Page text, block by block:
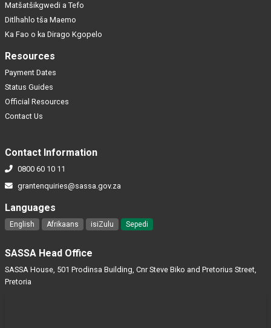
Matšatšikgwedi a Tefo
Ditlhahlo tša Maemo
Ka Fao o ka Dirago Kgopelo
Resources
Payment Dates
Status Guides
Official Resources
Contact Us
Contact Information
0800 60 10 11
grantenquiries@sassa.gov.za
Languages
English Afrikaans isiZulu Sepedi
SASSA Head Office
SASSA House, 501 Prodinsa Building, Cnr Steve Biko and Pretorius Street,
Pretoria